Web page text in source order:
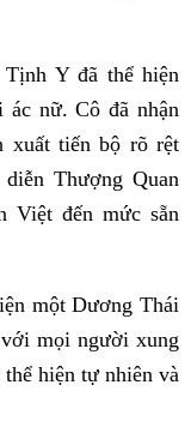
Y đã thể hiện
ác nữ. Cô đã nhận
xuất tiến bộ rõ rệt
Thượng Quan
Việt đến mức sẵn
một Dương Thái
mọi người xung
hiện tự nhiên và